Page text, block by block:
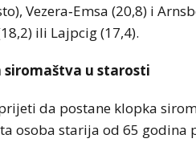
Vezera‑Emsa (20,8) i
ili Lajpcig (17,4).
siromaštva u starosti
da postane klopka
osoba starija od 65